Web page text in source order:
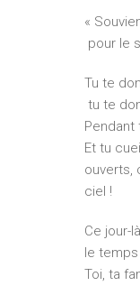
«
pour le
Tu te
tu te
Pendant
Et tu
ouverts,
ciel !
Ce jour-
le temps
Toi, ta